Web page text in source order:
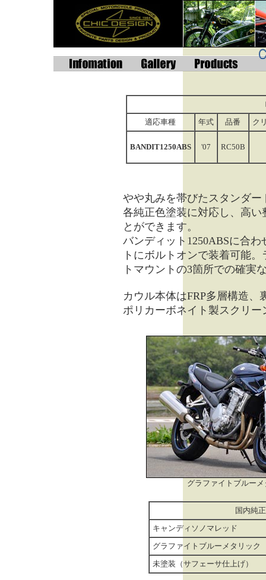
適応車種
年式 品番 ク
BANDIT1250ABS '07 RC50B
やや丸みを帯びたスタンダ
各純正色塗装に対応し、高
とができます。
バンディット1250ABSに合
トにボルトオンで装着可能
トマウントの3箇所での確実
カウル本体はFRP多層構造
ポリカーボネイト製スクリー
グラファイトブルー
国内純
キャンディソノマレッド
グラファイトブルーメタリック
未塗装（サフェーサ仕上げ）